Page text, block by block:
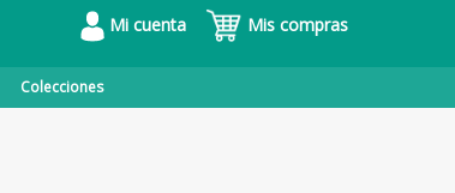
Mi cuenta Mis compras
Colecciones